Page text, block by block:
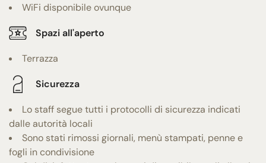
WiFi disponibile ovunque
Spazi all'aperto
Terrazza
Sicurezza
Lo staff segue tutti i protocolli di sicurezza indicati
dalle autorità locali
Sono stati rimossi giornali, menù stampati, penne e
fogli in condivisione